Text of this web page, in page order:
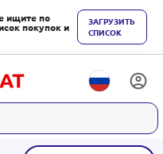
ищите по
покупок и
ЗАГРУЗИТЬ
СПИСОК